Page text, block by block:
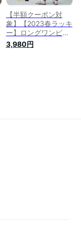
【半額クーポン対
象】【2023春ラッキ
ー】ロングワンピー
ス バックツイスト
スリット 半袖 高見
3,980円